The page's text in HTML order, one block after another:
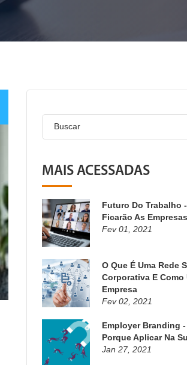
Buscar
MAIS ACESSADAS
Futuro Do Trabalho
Ficarão As
Fev 01, 2021
O Que É Uma Rede
Corporativa E Como
Empresa
Fev 02, 2021
Employer Branding -
Porque Aplicar Na
Jan 27, 2021